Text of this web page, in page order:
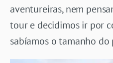
aventureiras, nem
tour e decidimos ir por
sabíamos o tamanho